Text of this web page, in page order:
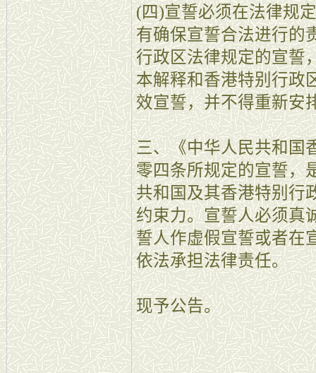
(四)宣誓必须在法律规
有确保宣誓合法进行的
行政区法律规定的宣誓
本解释和香港特别行政
效宣誓，并不得重新安
三、《中华人民共和国
零四条所规定的宣誓，
共和国及其香港特别行
约束力。宣誓人必须真
誓人作虚假宣誓或者在
依法承担法律责任。
现予公告。